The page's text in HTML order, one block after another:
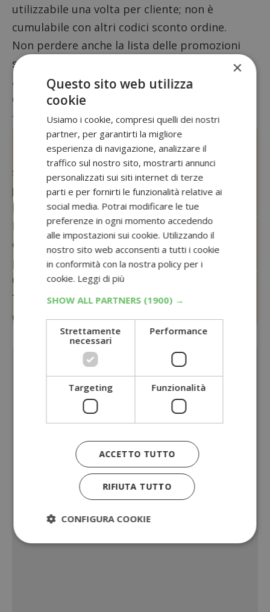
utilizzabile una volta per cliente; non è
cumulabile con altri codici sconto ordine.
Non perdere anche la lista delle promozioni
sulle bibite
aumentare le tue chance di vincita!
Come salvare questo articolo per ritrovarlo
facilmente:
Da smartphone: tocca l’icona del menu del
browser (su Android, o su iPhone) e
scegli
“Aggiungi ai
preferiti”oppure“Aggiungi alla schermata
Home”per un accesso rapido.
Da PC
: premiCtrl + D(su Windows)
oppure
Cmd + D
(su Mac) per salvarlo nei
preferiti del browser.
Oppurecondividilo su WhatsApp o
Telegramper inviarlo a te stesso e ritrovarlo
quando vuoi!
Sponsorizzato:
×
Questo sito web utilizza
cookie
Usiamo i cookie, compresi quelli dei nostri
partner, per garantirti la migliore
esperienza di navigazione, analizzare il
traffico sul nostro sito, mostrarti annunci
personalizzati sui siti internet di terze
parti e per fornirti le funzionalità relative ai
social media. Potrai modificare le tue
preferenze in ogni momento accedendo
alle impostazioni sui cookie. Utilizzando il
nostro sito web acconsenti a tutti i cookie
in conformità con la nostra policy per i
cookie. Leggi di più
SHOW ALL PARTNERS (1900) →
Strettamente
necessari
Performance
Targeting Funzionalità
ACCETTO TUTTO
RIFIUTA TUTTO
CONFIGURA COOKIE